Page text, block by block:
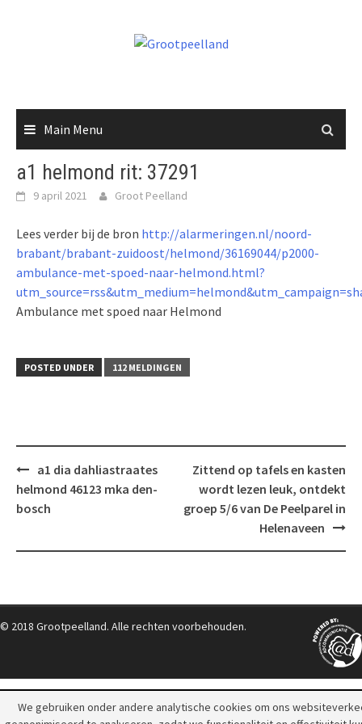
Main Menu
a1 helmond rit: 37291
9 april 2021 Groot Peelland
Lees verder bij de bron http://alarmeringen.nl/noord-
brabant/brabant-zuidoost/helmond/36169044/p2000-
ambulance-met-spoed-naar-helmond.html?
Ambulance met spoed naar Helmond
POSTED UNDER 112 MELDINGEN
Post
navigation
a1 dia dahliastraates
helmond 46123 mka den-
bosch
Zittend op tafels en kasten
wordt lezen leuk, ontdekt
groep 5/6 van De Peelparel in
Helenaveen
© 2018 Grootpeelland. Alle rechten voorbehouden.
We gebruiken onder andere analytische cookies om ons